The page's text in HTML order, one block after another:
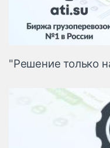
"Решение только